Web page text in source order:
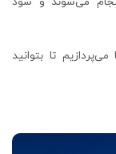
تا بتوانید